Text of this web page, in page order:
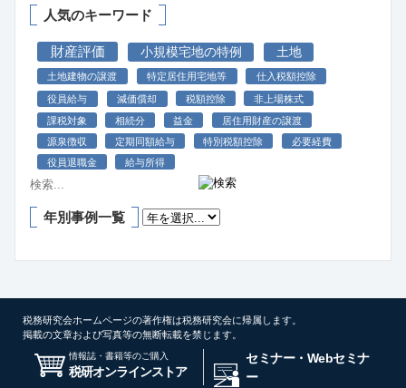
人気のキーワード
財産評価 小規模宅地の特例 土地
土地建物の譲渡 特定居住用宅地等 仕入税額控除
役員給与 減価償却 税額控除
非上場株式
課税対象
相続分 益金
居住用財産の譲渡
源泉徴収
定期同額給与 特別税額控除
必要経費
役員退職金
給与所得
年別事例一覧
税務研究会ホームページの著作権は税務研究会に帰属します。
掲載の文章および写真等の無断転載を禁じます。
情報誌・書籍等のご購入
税研オンラインストア
セミナー・Webセミナ
ー